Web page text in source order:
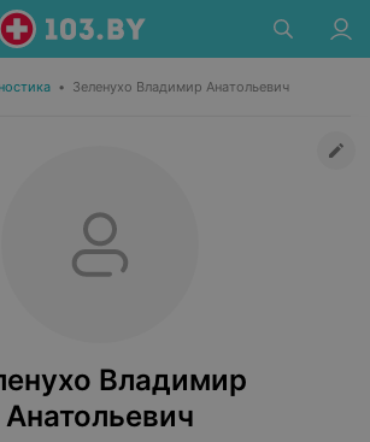
• Зеленухо Владимир Анатольевич
Владимир
Анатольевич